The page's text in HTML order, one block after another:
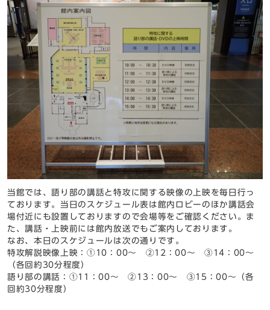
当館では、語り部の講話と特攻に関する映像の上映を毎日行っ
ております。当日のスケジュール表は館内ロビーのほか講話会
場付近にも設置しておりますので会場等をご確認ください。ま
た、講話・上映前には館内放送でもご案内しております。
なお、本日のスケジュールは次の通りです。
特攻解説映像上映：①10：00～ ②12：00～ ③14：00～
（各回約30分程度）
語り部の講話：①11：00～ ②13：00～ ③15：00～（各
回約30分程度）